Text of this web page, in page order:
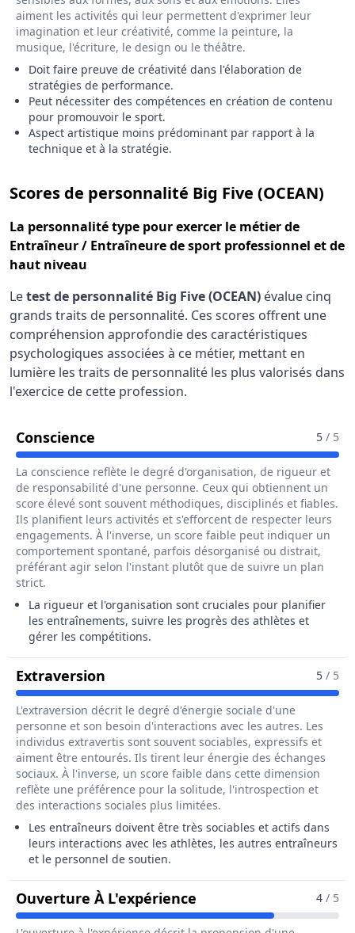
aiment les activités qui leur permettent d'exprimer leur
imagination et leur créativité, comme la peinture, la
musique, l'écriture, le design ou le théâtre.
Doit faire preuve de créativité dans l'élaboration de
stratégies de performance.
Peut nécessiter des compétences en création de contenu
pour promouvoir le sport.
Aspect artistique moins prédominant par rapport à la
technique et à la stratégie.
Scores de personnalité Big Five (OCEAN)
La personnalité type pour exercer le métier de
Entraîneur / Entraîneure de sport professionnel et de
haut niveau
Letest de personnalité Big Five (OCEAN) évalue cinq
grands traits de personnalité. Ces scores offrent une
compréhension approfondie des caractéristiques
psychologiques associées à ce métier, mettant en
lumière les traits de personnalité les plus valorisés dans
l'exercice de cette profession.
Conscience Pour Le Métier De Entraîneur /5 / 5
La conscience reflète le degré d'organisation, de rigueur et
de responsabilité d'une personne. Ceux qui obtiennent un
score élevé sont souvent méthodiques, disciplinés et fiables.
Ils planifient leurs activités et s'efforcent de respecter leurs
engagements. À l'inverse, un score faible peut indiquer un
comportement spontané, parfois désorganisé ou distrait,
préférant agir selon l'instant plutôt que de suivre un plan
strict.
La rigueur et l'organisation sont cruciales pour planifier
les entraînements, suivre les progrès des athlètes et
gérer les compétitions.
Extraversion Pour Le Métier De Entraîneur /
5 / 5
L'extraversion décrit le degré d'énergie sociale d'une
personne et son besoin d'interactions avec les autres. Les
individus extravertis sont souvent sociables, expressifs et
aiment être entourés. Ils tirent leur énergie des échanges
sociaux. À l'inverse, un score faible dans cette dimension
reflète une préférence pour la solitude, l'introspection et
des interactions sociales plus limitées.
Les entraîneurs doivent être très sociables et actifs dans
leurs interactions avec les athlètes, les autres entraîneurs
et le personnel de soutien.
Ouverture À L'expérience Pour Le Métier De
4 / 5